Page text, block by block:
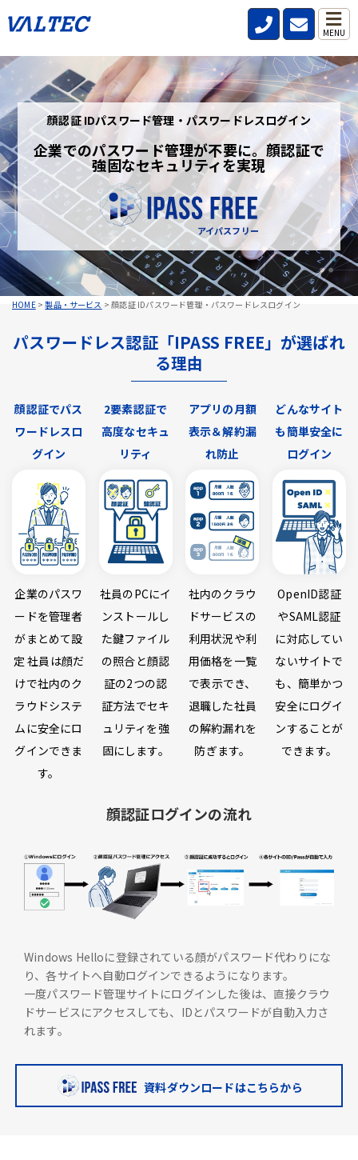
MENU
HOME>製品・サービス >顔認証 IDパスワード管理・パスワードレスログイン
顔認証 IDパスワード管理・パスワードレスログイン
企業でのパスワード管理が不要に。顔認証で
強固なセキュリティを実現
アイパスフリー
パスワードレス認証「IPASS FREE」が選ばれ
る理由
顔認証でパス
ワードレスロ
グイン
企業のパスワ
ードを管理者
がまとめて設
定 社員は顔だ
けで社内のク
ラウドシステ
ムに安全にロ
グインできま
す。
2要素認証で
高度なセキュ
リティ
社員のPCにイ
ンストールし
た鍵ファイル
の照合と顔認
証の2つの認
証方法でセキ
ュリティを強
固にします。
アプリの月額
表示＆解約漏
れ防止
社内のクラウ
ドサービスの
利用状況や利
用価格を一覧
で表示でき、
退職した社員
の解約漏れを
防ぎます。
どんなサイト
も簡単安全に
ログイン
OpenID認証
やSAML認証
に対応してい
ないサイトで
も、簡単かつ
安全にログイ
ンすることが
できます。
顔認証ログインの流れ
Windows Helloに登録されている顔がパスワード代わりにな
り、各サイトへ自動ログインできるようになります。
一度パスワード管理サイトにログインした後は、直接クラウ
ドサービスにアクセスしても、IDとパスワードが自動入力さ
れます。
資料ダウンロードはこちらから